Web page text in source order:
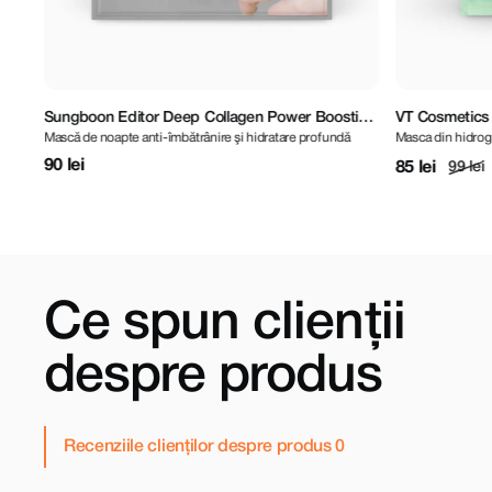
VT Cosmetics Reti-A Reedle Shot 100 2Step
Hydrogel Mask
Masca din hidrogel cu retinol și micro-ace
85 lei
VT
Hydrogel
Mască din
96 lei 112 lei
Ce spun clienții
despre produs
Recenziile clienților despre produs